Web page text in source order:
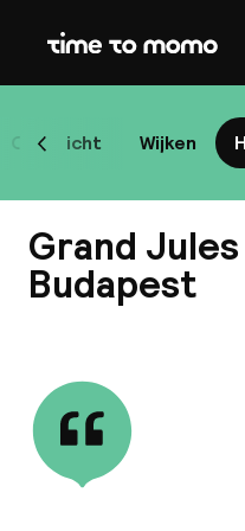
Home
Overzicht Wijken
Scroll naar links
Grand
Budapest